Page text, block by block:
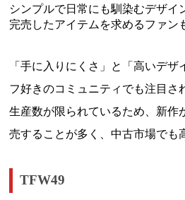
シンプルで日常にも馴染むデザイ
完売したアイテムを求めるファン
「手に入りにくさ」と「高いデザ
フ好きのコミュニティでも注目さ
生産数が限られているため、新作
売することが多く、中古市場でも
TFW49